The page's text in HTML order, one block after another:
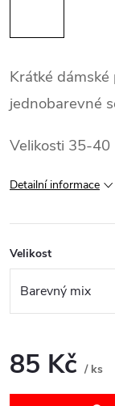
Krátké
jednobarevné
Velikosti 35-40
Detailní informace
Velikost
85 Kč / ks